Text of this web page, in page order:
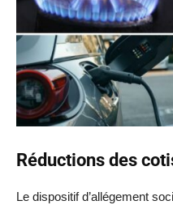
Réductions des
Le dispositif d’allégement